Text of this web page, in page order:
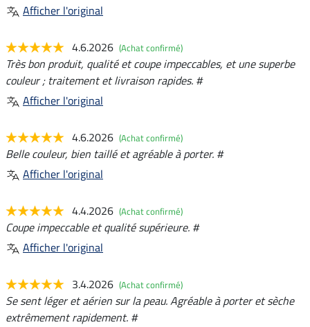
Afficher l'original
4.6.2026 (Achat confirmé)
Très bon produit, qualité et coupe impeccables, et une superbe
couleur ; traitement et livraison rapides. #
Afficher l'original
4.6.2026 (Achat confirmé)
Belle couleur, bien taillé et agréable à porter. #
Afficher l'original
4.4.2026 (Achat confirmé)
Coupe impeccable et qualité supérieure. #
Afficher l'original
3.4.2026 (Achat confirmé)
Se sent léger et aérien sur la peau. Agréable à porter et sèche
extrêmement rapidement. #